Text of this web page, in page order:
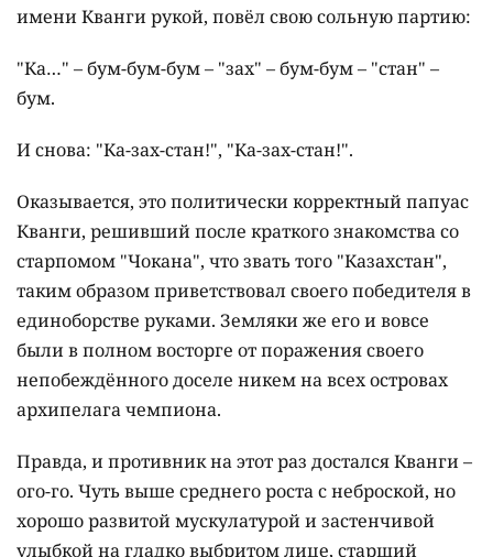
имени Кванги рукой, повёл свою сольную партию:
"Ка…" – бум-бум-бум – "зах" – бум-бум – "стан" –
бум.
И снова: "Ка-зах-стан!", "Ка-зах-стан!".
Оказывается, это политически корректный папуас
Кванги, решивший после краткого знакомства со
старпомом "Чокана", что звать того "Казахстан",
таким образом приветствовал своего победителя в
единоборстве руками. Земляки же его и вовсе
были в полном восторге от поражения своего
непобеждённого доселе никем на всех островах
архипелага чемпиона.
Правда, и противник на этот раз достался Кванги –
ого-го. Чуть выше среднего роста с неброской, но
хорошо развитой мускулатурой и застенчивой
улыбкой на гладко выбритом лице, старший